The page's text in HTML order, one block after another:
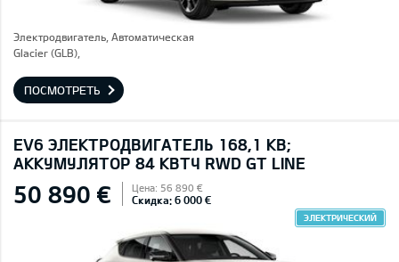
Электродвигатель, Автоматическая
Glacier (GLB),
ПОСМОТРЕТЬ
EV6 ЭЛЕКТРОДВИГАТЕЛЬ 168,1 КВ;
AККУМУЛЯТОР 84 КВТЧ RWD GT LINE
50 890 € Цена: 56 890 €
Скидка: 6 000 €
ЭЛЕКТРИЧЕСКИЙ